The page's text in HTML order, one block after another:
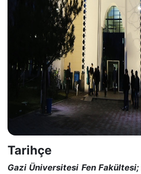
Tarihçe
Gazi Üniversitesi Fen Fakültesi;